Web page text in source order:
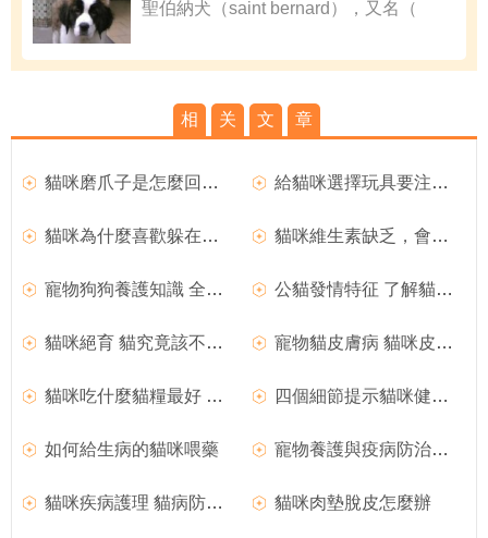
聖伯納犬（saint bernard），又名（
相 关 文 章
貓咪磨爪子是怎麼回事？ 給貓咪選擇玩具要注意哪些事項呢
貓咪為什麼喜歡躲在箱子裡 貓咪維生素缺乏，會導致什麼樣的後果？
寵物狗狗養護知識 全方面養護透析 公貓發情特征 了解貓咪的性成熟期
貓咪絕育 貓究竟該不該做絕育 寵物貓皮膚病 貓咪皮膚病有哪些
貓咪吃什麼貓糧最好 貓咪貓糧分類 四個細節提示貓咪健康隱患
如何給生病的貓咪喂藥 寵物養護與疫病防治專業培養
貓咪疾病護理 貓病防治方法 貓咪肉墊脫皮怎麼辦